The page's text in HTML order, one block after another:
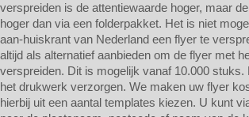
verspreiden is de attentiewaarde hoger, maar
hoger dan via een folderpakket. Het is niet
aan-huiskrant van Nederland een flyer te
altijd als alternatief aanbieden om de flyer met
verspreiden. Dit is mogelijk vanaf 10.000 stuks.
het drukwerk verzorgen. We maken uw flyer
hierbij uit een aantal templates kiezen. U kunt